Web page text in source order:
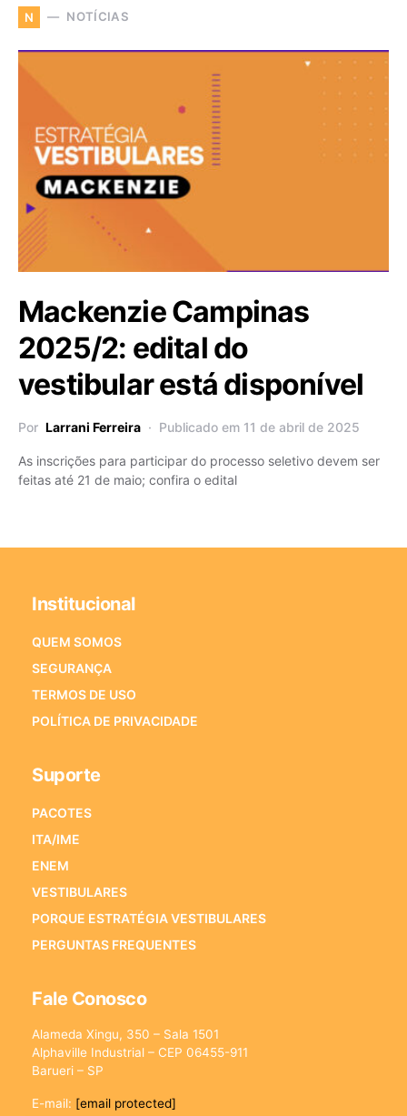
N NOTÍCIAS
Mackenzie Campinas
2025/2: edital do
vestibular está disponível
Por Larrani Ferreira Publicado em 11 de abril de 2025
As inscrições para participar do processo seletivo devem ser
feitas até 21 de maio; confira o edital
Institucional
QUEM SOMOS
SEGURANÇA
TERMOS DE USO
POLÍTICA DE PRIVACIDADE
Suporte
PACOTES
ITA/IME
ENEM
VESTIBULARES
PORQUE ESTRATÉGIA VESTIBULARES
PERGUNTAS FREQUENTES
Fale Conosco
Alameda Xingu, 350 – Sala 1501
Alphaville Industrial – CEP 06455-911
Barueri – SP
E-mail: [email protected]